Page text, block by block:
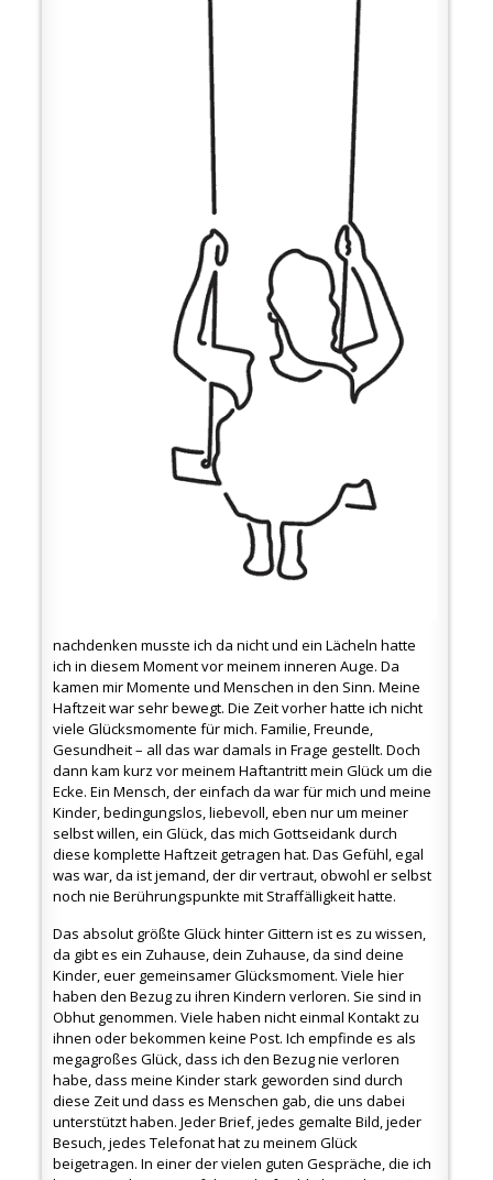
nachdenken musste ich da nicht und ein Lächeln hatte
ich in diesem Moment vor meinem inneren Auge. Da
kamen mir Momente und Menschen in den Sinn. Meine
Haftzeit war sehr bewegt. Die Zeit vorher hatte ich nicht
viele Glücksmomente für mich. Familie, Freunde,
Gesundheit – all das war damals in Frage gestellt. Doch
dann kam kurz vor meinem Haftantritt mein Glück um die
Ecke. Ein Mensch, der einfach da war für mich und meine
Kinder, bedingungslos, liebevoll, eben nur um meiner
selbst willen, ein Glück, das mich Gottseidank durch
diese komplette Haftzeit getragen hat. Das Gefühl, egal
was war, da ist jemand, der dir vertraut, obwohl er selbst
noch nie Berührungspunkte mit Straffälligkeit hatte.
Das absolut größte Glück hinter Gittern ist es zu wissen,
da gibt es ein Zuhause, dein Zuhause, da sind deine
Kinder, euer gemeinsamer Glücksmoment. Viele hier
haben den Bezug zu ihren Kindern verloren. Sie sind in
Obhut genommen. Viele haben nicht einmal Kontakt zu
ihnen oder bekommen keine Post. Ich empfinde es als
megagroßes Glück, dass ich den Bezug nie verloren
habe, dass meine Kinder stark geworden sind durch
diese Zeit und dass es Menschen gab, die uns dabei
unterstützt haben. Jeder Brief, jedes gemalte Bild, jeder
Besuch, jedes Telefonat hat zu meinem Glück
beigetragen. In einer der vielen guten Gespräche, die ich